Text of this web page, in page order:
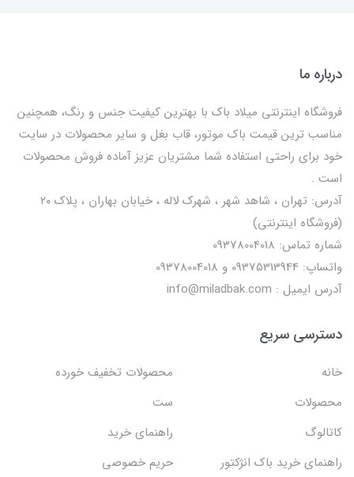
درباره ما
فروشگاه اینترنتی میلاد باک با بهترین کیفیت جنس و رنگ، همچنین
مناسب ترین قیمت باک موتور، قاب بغل و سایر محصولات در سایت
خود برای راحتی استفاده شما مشتریان عزیز آماده فروش محصولات
است .
آدرس: تهران ، شاهد شهر ، شهرک لاله ، خیابان بهاران ، پلاک ۲۰
(فروشگاه اینترنتی)
شماره تماس: 09378004018
واتساپ: 09375313944 و 09378004018
آدرس ایمیل : info@miladbak.com
دسترسی سریع
خانه
محصولات تخفیف خورده
محصولات
ست
کاتالوگ
راهنمای خرید
راهنمای خرید باک انژکتور
حریم خصوصی